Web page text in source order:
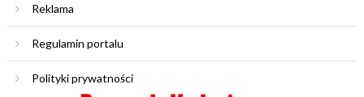
Reklama
Regulamin portalu
Polityki prywatności